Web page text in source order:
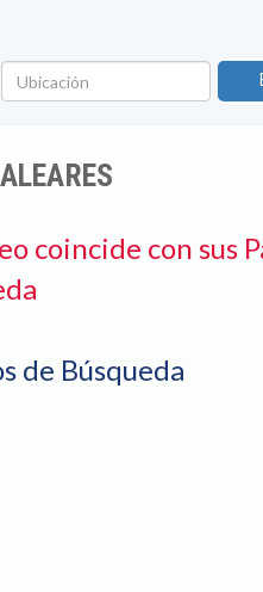
Ubicación
coincide con sus
de Búsqueda